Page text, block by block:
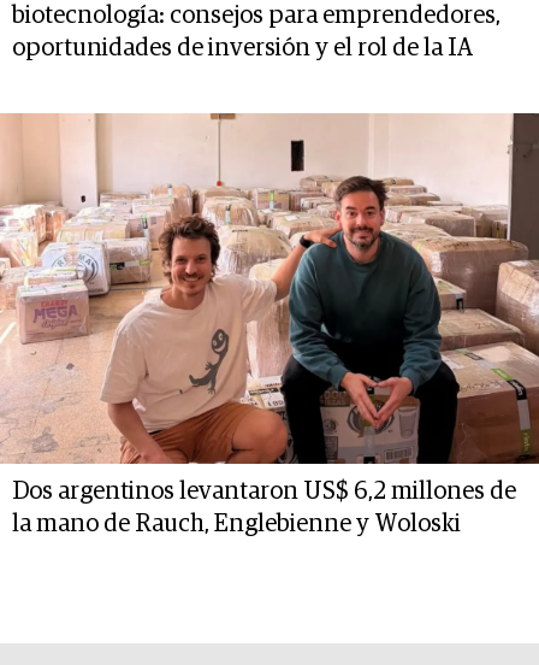
biotecnología: consejos para emprendedores,
oportunidades de inversión y el rol de la IA
Dos argentinos levantaron US$ 6,2 millones de
la mano de Rauch, Englebienne y Woloski